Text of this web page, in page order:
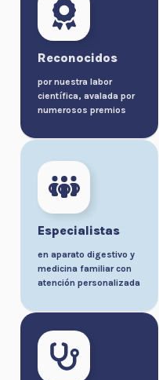
Reconocidos
por nuestra labor
científica, avalada por
numerosos premios
Especialistas
en aparato digestivo y
medicina familiar con
atención personalizada